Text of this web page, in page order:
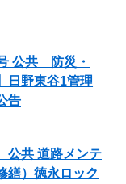
公共 防災・
日野東谷1管理
告
公共 道路メンテ
繕）徳永ロック